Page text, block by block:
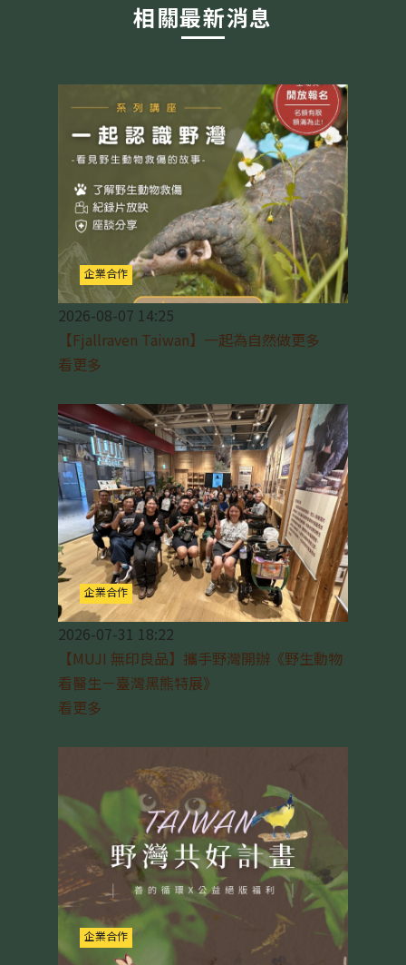
相關最新消息
企業合作
2026-08-07 14:25
【Fjallraven Taiwan】一起為自然做更多
看更多
企業合作
2026-07-31 18:22
【MUJI 無印良品】攜手野灣開辦《野生動物
看醫生－臺灣黑熊特展》
看更多
企業合作